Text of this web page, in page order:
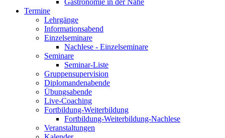
Termine
Lehrgänge
Informationsabend
Einzelseminare
Nachlese - Einzelseminare
Seminare
Seminar-Liste
Gruppensupervision
Diplomandenabende
Übungsabende
Live-Coaching
Fortbildung-Weiterbildung
Fortbildung-Weiterbildung-Nachlese
Veranstaltungen